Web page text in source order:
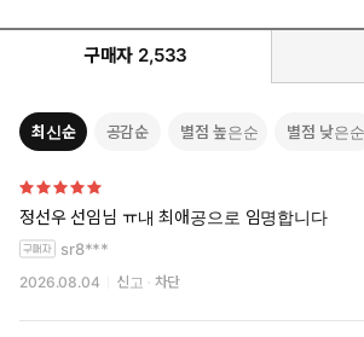
구매자 2,533
최신순 공감순 별점 높은순 별점 낮은순
정선우 선임님 ㅠ내 최애공으로 임명합니다
sr8***
2026.08.04 신고 차단